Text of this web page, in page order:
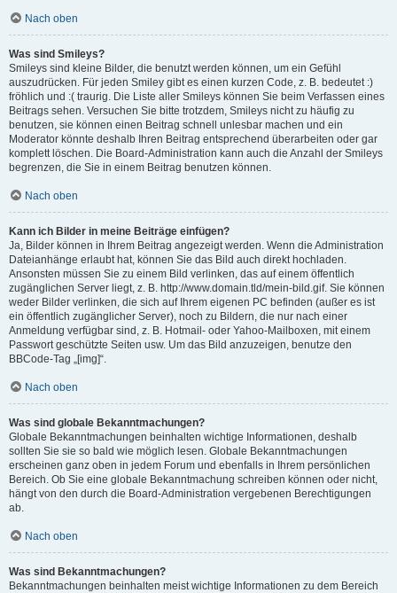
Nach oben
Was sind Smileys?
Smileys sind kleine Bilder, die benutzt werden können, um ein Gefühl
auszudrücken. Für jeden Smiley gibt es einen kurzen Code, z. B. bedeutet :)
fröhlich und :( traurig. Die Liste aller Smileys können Sie beim Verfassen eines
Beitrags sehen. Versuchen Sie bitte trotzdem, Smileys nicht zu häufig zu
benutzen, sie können einen Beitrag schnell unlesbar machen und ein
Moderator könnte deshalb Ihren Beitrag entsprechend überarbeiten oder gar
komplett löschen. Die Board-Administration kann auch die Anzahl der Smileys
begrenzen, die Sie in einem Beitrag benutzen können.
Nach oben
Kann ich Bilder in meine Beiträge einfügen?
Ja, Bilder können in Ihrem Beitrag angezeigt werden. Wenn die Administration
Dateianhänge erlaubt hat, können Sie das Bild auch direkt hochladen.
Ansonsten müssen Sie zu einem Bild verlinken, das auf einem öffentlich
zugänglichen Server liegt, z. B. http://www.domain.tld/mein-bild.gif. Sie können
weder Bilder verlinken, die sich auf Ihrem eigenen PC befinden (außer es ist
ein öffentlich zugänglicher Server), noch zu Bildern, die nur nach einer
Anmeldung verfügbar sind, z. B. Hotmail- oder Yahoo-Mailboxen, mit einem
Passwort geschützte Seiten usw. Um das Bild anzuzeigen, benutze den
BBCode-Tag „[img]“.
Nach oben
Was sind globale Bekanntmachungen?
Globale Bekanntmachungen beinhalten wichtige Informationen, deshalb
sollten Sie sie so bald wie möglich lesen. Globale Bekanntmachungen
erscheinen ganz oben in jedem Forum und ebenfalls in Ihrem persönlichen
Bereich. Ob Sie eine globale Bekanntmachung schreiben können oder nicht,
hängt von den durch die Board-Administration vergebenen Berechtigungen
ab.
Nach oben
Was sind Bekanntmachungen?
Bekanntmachungen beinhalten meist wichtige Informationen zu dem Bereich